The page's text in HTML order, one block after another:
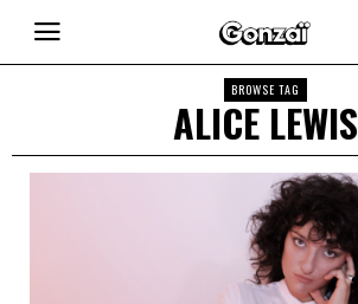
BROWSE TAG
ALICE LEWIS